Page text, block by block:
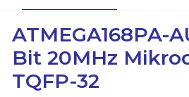
ATMEGA168PA-
Bit 20MHz
TQFP-32